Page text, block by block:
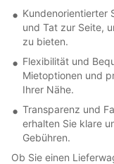
Kundenorientierter
und Tat zur Seite,
zu bieten.
Flexibilität und
Mietoptionen und
Ihrer Nähe.
Transparenz und
erhalten Sie klare
Gebühren.
Ob Sie einen